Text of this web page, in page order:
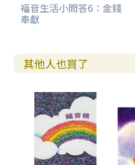
福音生活小問答6：金錢
奉獻
其他人也買了